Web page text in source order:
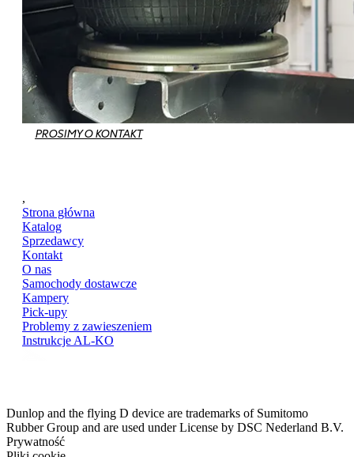
PROSIMY O KONTAKT
,
Strona główna
Katalog
Sprzedawcy
Kontakt
O nas
Samochody dostawcze
Kampery
Pick-upy
Problemy z zawieszeniem
Instrukcje AL-KO
Dunlop and the flying D device are trademarks of Sumitomo
Rubber Group and are used under License by DSC Nederland B.V.
Prywatność